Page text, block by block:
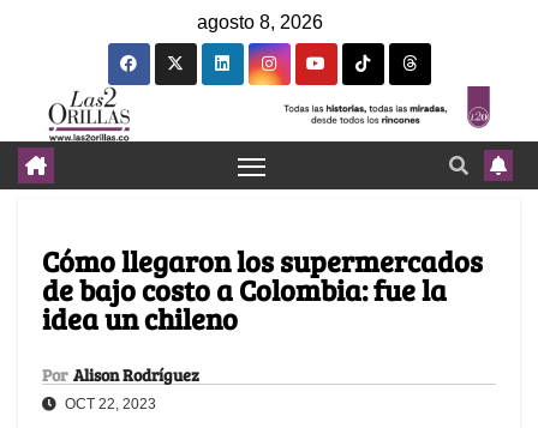
agosto 8, 2026
Cómo llegaron los supermercados
de bajo costo a Colombia: fue la
idea un chileno
Por Alison Rodríguez
OCT 22, 2023